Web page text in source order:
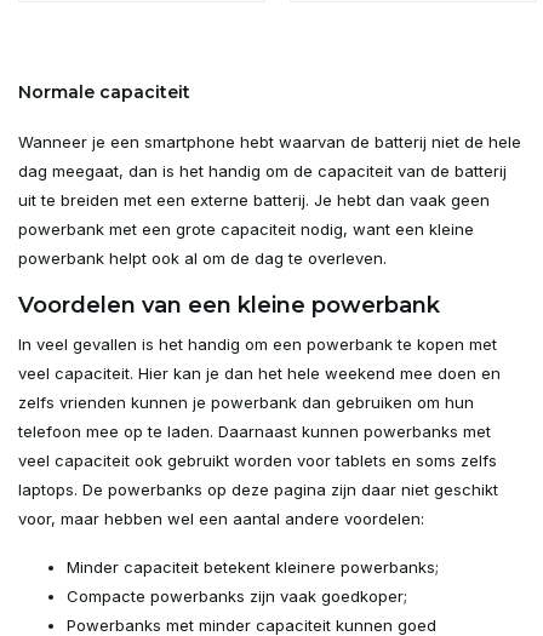
Normale capaciteit
Wanneer je een smartphone hebt waarvan de batterij niet de hele
dag meegaat, dan is het handig om de capaciteit van de batterij
uit te breiden met een externe batterij. Je hebt dan vaak geen
powerbank met een grote capaciteit nodig, want een kleine
powerbank helpt ook al om de dag te overleven.
Voordelen van een kleine powerbank
In veel gevallen is het handig om een powerbank te kopen met
veel capaciteit. Hier kan je dan het hele weekend mee doen en
zelfs vrienden kunnen je powerbank dan gebruiken om hun
telefoon mee op te laden. Daarnaast kunnen powerbanks met
veel capaciteit ook gebruikt worden voor tablets en soms zelfs
laptops. De powerbanks op deze pagina zijn daar niet geschikt
voor, maar hebben wel een aantal andere voordelen:
Minder capaciteit betekent kleinere powerbanks;
Compacte powerbanks zijn vaak goedkoper;
Powerbanks met minder capaciteit kunnen goed